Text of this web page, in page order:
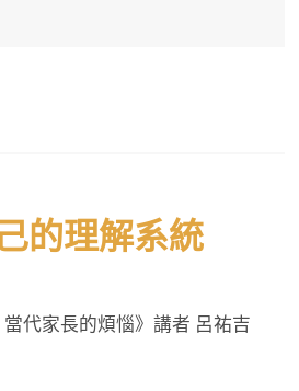
的理解系統
代家長的煩惱》講者 呂祐吉